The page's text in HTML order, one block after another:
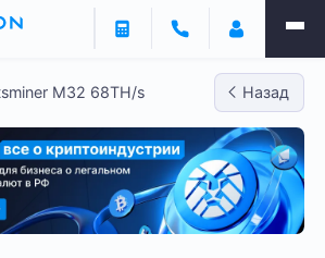
M32 68TH/s Назад